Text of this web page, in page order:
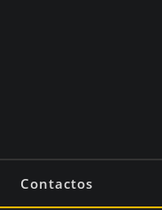
Contactos